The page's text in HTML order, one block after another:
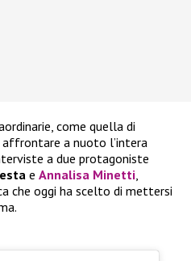
come quella di
affrontare a nuoto l’intera
a due protagoniste
e Annalisa Minetti
che oggi ha scelto di mettersi